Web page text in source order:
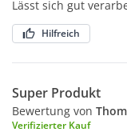
Lässt sich gut
Hilfreich
Super Produkt
Bewertung von
Verifizierter Kauf